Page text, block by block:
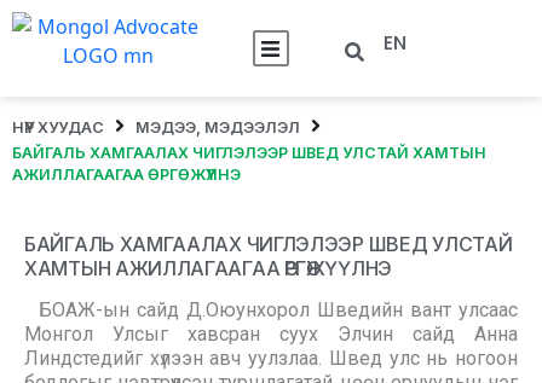
EN
НҮҮР ХУУДАС
МЭДЭЭ, МЭДЭЭЛЭЛ
БАЙГАЛЬ ХАМГААЛАХ ЧИГЛЭЛЭЭР ШВЕД УЛСТАЙ ХАМТЫН
АЖИЛЛАГААГАА ӨРГӨЖҮҮЛНЭ
БАЙГАЛЬ ХАМГААЛАХ ЧИГЛЭЛЭЭР ШВЕД УЛСТАЙ
ХАМТЫН АЖИЛЛАГААГАА ӨРГӨЖҮҮЛНЭ
БОАЖ-ын сайд Д.Оюунхорол Шведийн вант улсаас
Монгол Улсыг хавсран суух Элчин сайд Анна
Линдстедийг хүлээн авч уулзлаа. Швед улс нь ногоон